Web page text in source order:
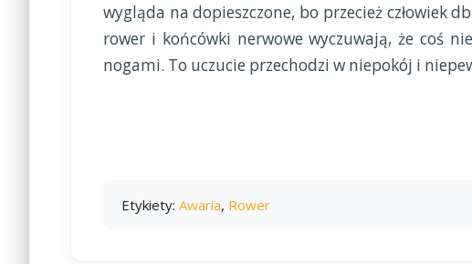
wygląda na dopieszczone, bo przecież człowiek
rower i końcówki nerwowe wyczuwają, że coś
nogami. To uczucie przechodzi w niepokój i
Etykiety: Awaria, Rower